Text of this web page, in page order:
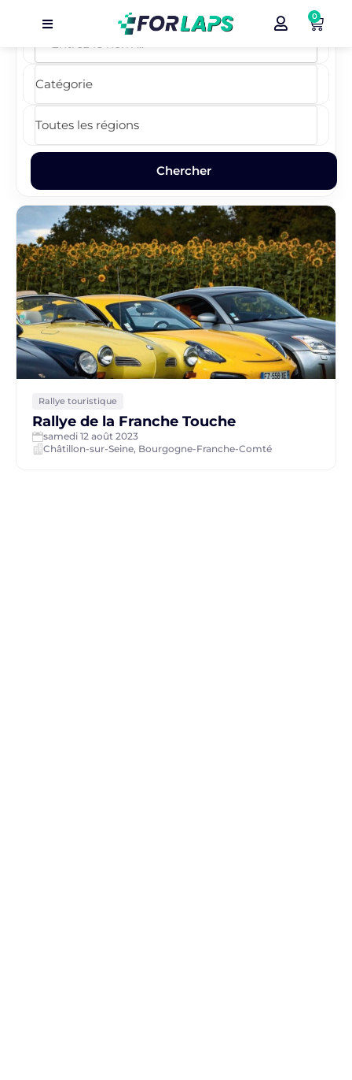
Carte
Événements
Localisation
0
Rallye touristique
Rallye de la Franche Touche
samedi 12 août 2023
Châtillon-sur-Seine, Bourgogne-Franche-Comté